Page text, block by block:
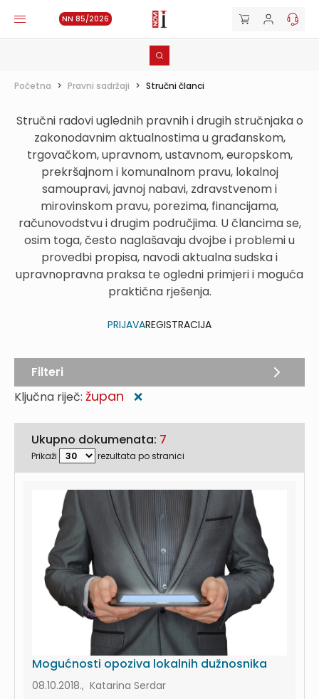
NN 85/2026
Početna > Pravni sadržaji > Stručni članci
Stručni radovi uglednih pravnih i drugih stručnjaka o
zakonodavnim aktualnostima u građanskom,
trgovačkom, upravnom, ustavnom, europskom,
prekršajnom i komunalnom pravu, lokalnoj
samoupravi, javnoj nabavi, zdravstvenom i
mirovinskom pravu, porezima, financijama,
računovodstvu i drugim područjima. U člancima se,
osim toga, često naglašavaju dvojbe i problemi u
provedbi propisa, navodi aktualna sudska i
upravnopravna praksa te ogledni primjeri i moguća
praktična rješenja.
PRIJAVAREGISTRACIJA
Ključna riječ: župan ❌
Ukupno dokumenata: 7
Prikaži rezultata po stranici
Mogućnosti opoziva lokalnih dužnosnika
08.10.2018., Katarina Serdar
Filteri